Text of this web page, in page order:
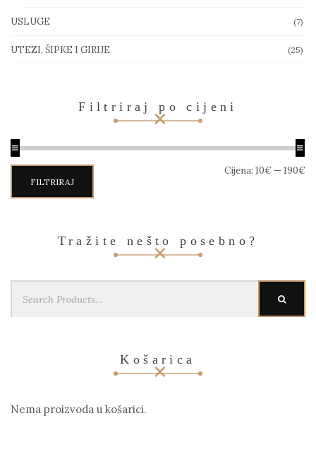
USLUGE (7)
UTEZI, ŠIPKE I GIRIJE (25)
Filtriraj po cijeni
Min
cijena
Maks
cijenaFILTRIRAJ
Cijena: 10€ — 190€
Tražite nešto posebno?
Košarica
Nema proizvoda u košarici.